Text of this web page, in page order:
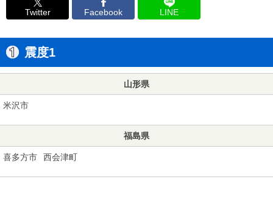
Twitter Facebook LINE
震度1
山形県
米沢市
福島県
喜多方市 西会津町